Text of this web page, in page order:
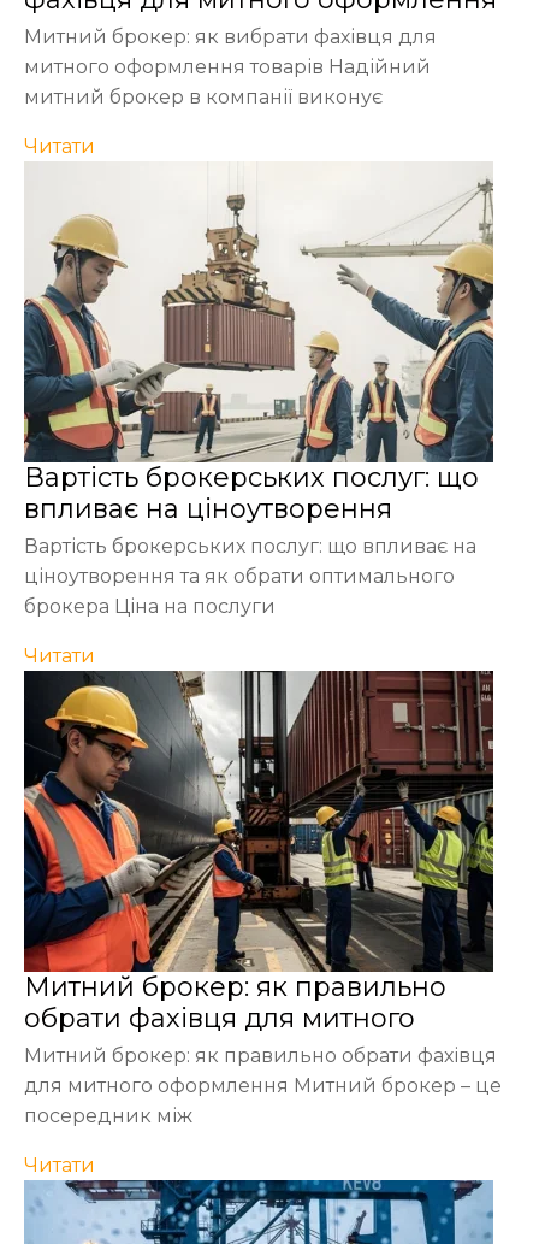
Митний брокер: як вибрати фахівця для
митного оформлення товарів Надійний
митний брокер в компанії виконує
Читати
Вартість брокерських послуг: що
впливає на ціноутворення
Вартість брокерських послуг: що впливає на
ціноутворення та як обрати оптимального
брокера Ціна на послуги
Читати
Митний брокер: як правильно
обрати фахівця для митного
Митний брокер: як правильно обрати фахівця
для митного оформлення Митний брокер – це
посередник між
Читати